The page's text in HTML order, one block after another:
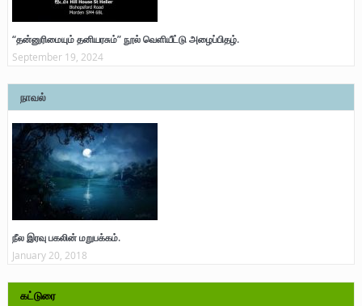
“தன்னுரிமையும் தனியரசும்” நூல் வெளியீட்டு அழைப்பிதழ்.
September 19, 2024
நாவல்
நீல இரவு பகலின் மறுபக்கம்.
January 20, 2018
கட்டுரை